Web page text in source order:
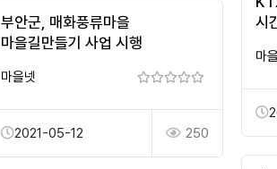
시
마
부안군, 매화풍류마을
마을길만들기 사업 시행
마을넷
2021-05-12 250